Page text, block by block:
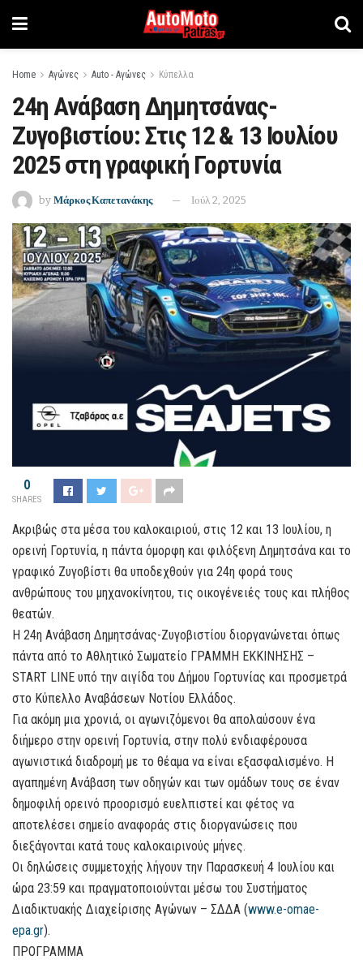
Home Αγώνες Auto - Αγώνες Κύπελλα
24η Ανάβαση Δημητσάνας-
Ζυγοβιστίου: Στις 12 & 13 Ιουλίου
2025 στη γραφική Γορτυνία
by Μάρκος Καπετανάκης Ιούλ 2, 2025
0
SHARES
Ακριβώς στα μέσα του καλοκαιριού, στις 12 και 13 Ιουλίου, η
ορεινή Γορτυνία, η πάντα όμορφη και φιλόξενη Δημητσάνα και το
γραφικό Ζυγοβίστι θα υποδεχθούν για 24η φορά τους
ανθρώπους του μηχανοκίνητου, τις οικογένειές τους και πλήθος
θεατών.
Η 24η Ανάβαση Δημητσάνας-Ζυγοβιστίου διοργανώνεται όπως
πάντα από το Αθλητικό Σωματείο ΓΡΑΜΜΗ ΕΚΚΙΝΗΣΗΣ –
START LINE υπό την αιγίδα του Δήμου Γορτυνίας και προσμετρά
στο Κύπελλο Αναβάσεων Νοτίου Ελλάδος.
Για ακόμη μια χρονιά, οι αγωνιζόμενοι θα απολαύσουν ένα
διήμερο στην ορεινή Γορτυνία, στην πολύ ενδιαφέρουσα
αγωνιστικά διαδρομή με το θέαμα να είναι εξασφαλισμένο. Η
αγαπημένη Ανάβαση των οδηγών και των ομάδων τους σε έναν
δημοφιλή ορεινό προορισμό ευελπιστεί και φέτος να
αποτελέσει σημείο αναφοράς στις διοργανώσεις που
διεξάγονται κατά τους καλοκαιρινούς μήνες.
Οι δηλώσεις συμμετοχής λήγουν την Παρασκευή 4 Ιουλίου και
ώρα 23:59 και πραγματοποιούνται μέσω του Συστήματος
Διαδικτυακής Διαχείρισης Αγώνων – ΣΔΔΑ (www.e-omae-
epa.gr).
ΠΡΟΓΡΑΜΜΑ